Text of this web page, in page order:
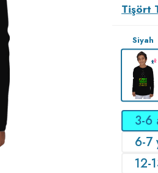
Tişört
Siyah
3-6
6-7
12-